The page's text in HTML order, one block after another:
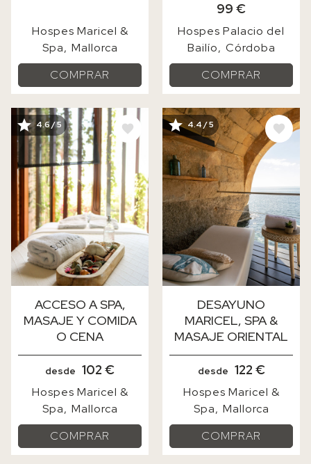
Hospes Maricel &
Spa
Mallorca
COMPRAR
99 €
Hospes Palacio del
Bailío
Córdoba
COMPRAR
IMAGE
4.6 / 5
ACCESO A SPA,
MASAJE Y COMIDA
O CENA
desde 102 €
Hospes Maricel &
Spa
Mallorca
COMPRAR
IMAGE
4.4 / 5
DESAYUNO
MARICEL, SPA &
MASAJE ORIENTAL
desde 122 €
Hospes Maricel &
Spa
Mallorca
COMPRAR